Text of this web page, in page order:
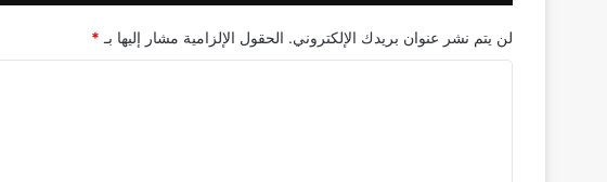
لن يتم نشر عنوان بريدك الإلكتروني. الحقول الإلزامية مشار إليها بـ *